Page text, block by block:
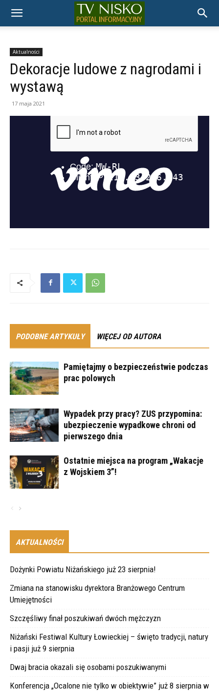
TELEWIZJA
NISKO
Aktualności
Dekoracje ludowe z nagrodami i
wystawą
17 maja 2021
PODOBNE ARTYKUŁY WIĘCEJ OD AUTORA
Pamiętajmy o bezpieczeństwie podczas
prac polowych
Wypadek przy pracy? ZUS przypomina:
ubezpieczenie wypadkowe chroni od
pierwszego dnia
Ostatnie miejsca na program „Wakacje
z Wojskiem 3”!
AKTUALNOŚCI
Dożynki Powiatu Niżańskiego już 23 sierpnia!
Zmiana na stanowisku dyrektora Branżowego Centrum
Umiejętności
Szczęśliwy finał poszukiwań dwóch mężczyzn
Niżański Festiwal Kultury Łowieckiej – święto tradycji, natury
i pasji już 9 sierpnia
Dwaj bracia okazali się osobami poszukiwanymi
Konferencja „Ocalone nie tylko w obiektywie” już 8 sierpnia w